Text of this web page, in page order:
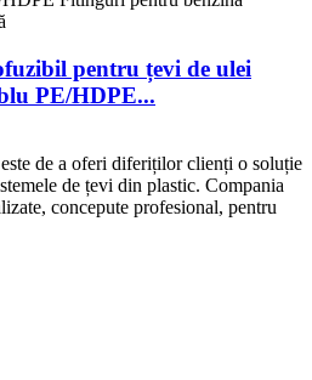
pentru țevi de ulei
PE/HDPE...
de a oferi diferiților clienți o soluție
de țevi din plastic. Compania
concepute profesional, pentru